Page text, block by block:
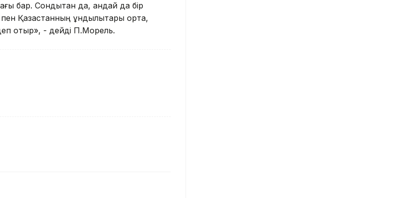
бар. Сондықтан да, қандай да бір
Қазақстанның құндылықтары ортақ,
отыр», - дейді П.Морель.